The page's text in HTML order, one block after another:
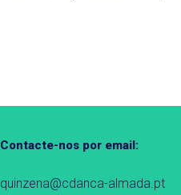
Contacte-nos por email:
quinzena@cdanca-almada.pt